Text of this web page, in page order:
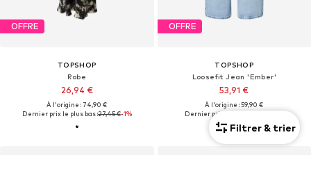
OFFRE
TOPSHOP
Robe
26,94 €
À l'origine : 74,90 €
Dernier prix le plus bas :27,45 €-1%
OFFRE
TOPSHOP
Loosefit Jean 'Ember'
53,91 €
À l'origine : 59,90 €
Dernier prix le plus bas :
Filtrer & trier